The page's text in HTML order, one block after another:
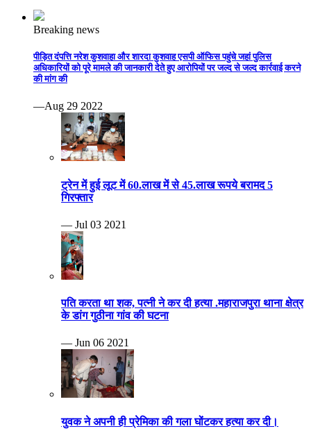
Breaking news
पीड़ित दंपत्ति नरेश कुशवाहा और शारदा कुशवाह एसपी ऑफिस पहुंचे जहां पुलिस
अधिकारियों को पूरे मामले की जानकारी देते हुए आरोपियों पर जल्द से जल्द कार्रवाई करने
की मांग की
—Aug 29 2022
ट्रेन में हुई लूट में 60.लाख में से 45.लाख रूपये बरामद 5
गिरफ्तार
— Jul 03 2021
पति करता था शक, पत्नी ने कर दी हत्या .महाराजपुरा थाना क्षेत्र
के डांग गुठीना गांव की घटना
— Jun 06 2021
युवक ने अपनी ही प्रेमिका की गला घोंटकर हत्या कर दी।